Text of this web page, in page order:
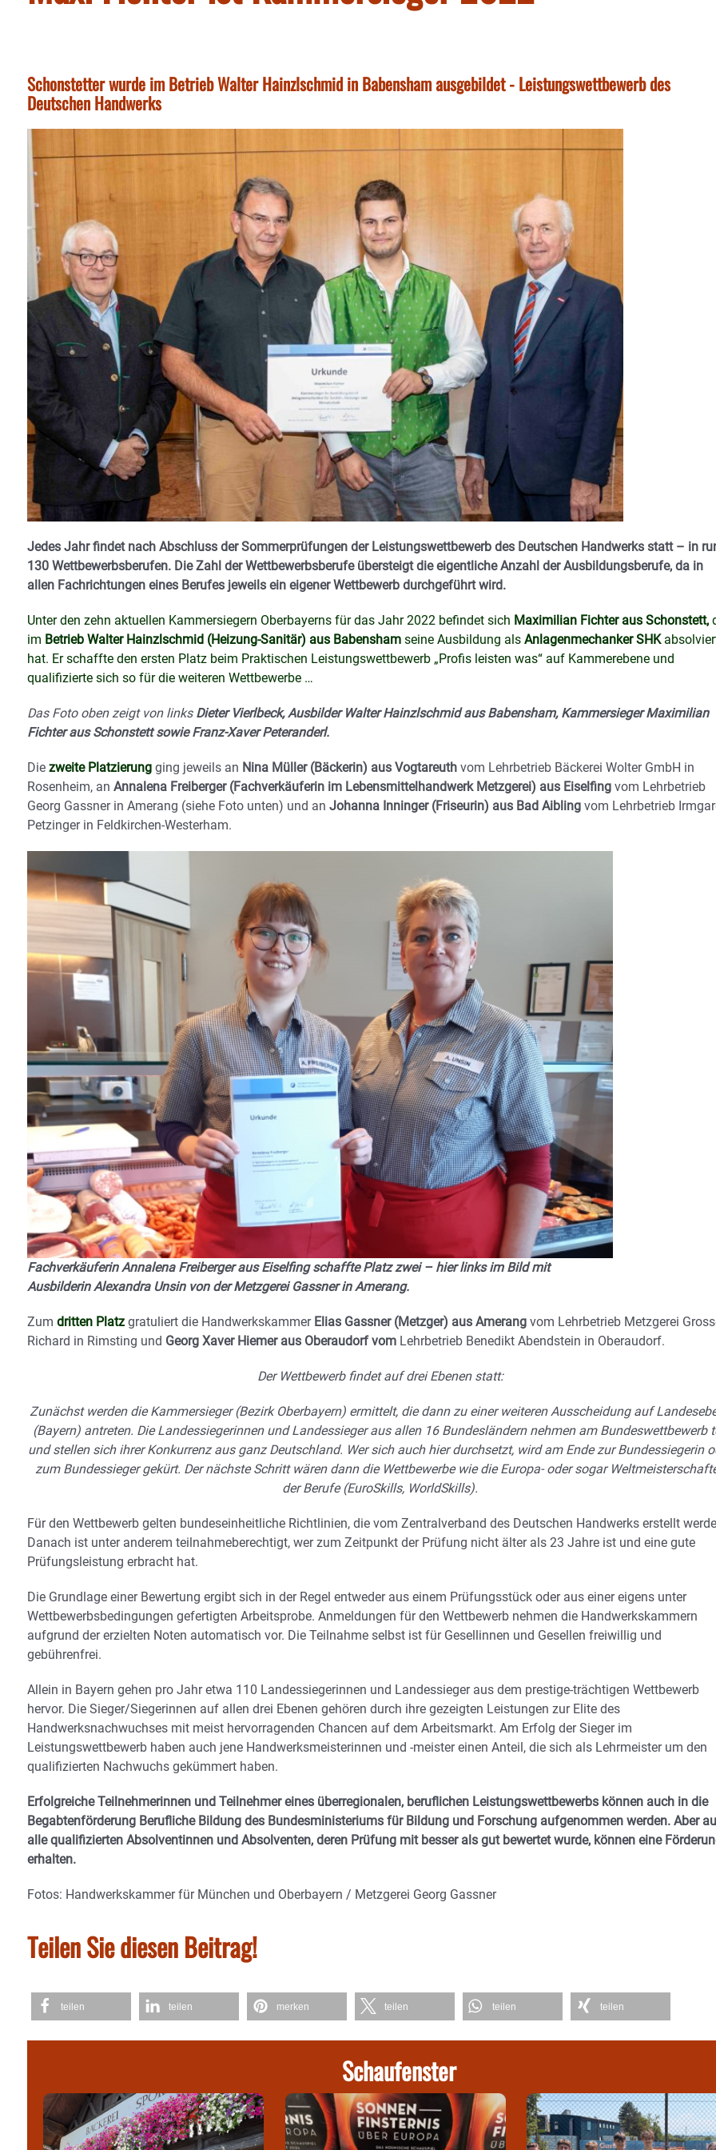
Schonstetter wurde im Betrieb Walter Hainzlschmid in Babensham ausgebildet - Leistungswettbewerb des
Deutschen Handwerks
Jedes Jahr findet nach Abschluss der Sommerprüfungen der Leistungswettbewerb des Deutschen Handwerks statt – in
130 Wettbewerbsberufen. Die Zahl der Wettbewerbsberufe übersteigt die eigentliche Anzahl der Ausbildungsberufe, da in
allen Fachrichtungen eines Berufes jeweils ein eigener Wettbewerb durchgeführt wird.
Unter den zehn aktuellen Kammersiegern Oberbayerns für das Jahr 2022 befindet sich Maximilian Fichter aus Schonstett,
im Betrieb Walter Hainzlschmid (Heizung-Sanitär) aus Babensham seine Ausbildung als Anlagenmechanker SHK
hat. Er schaffte den ersten Platz beim Praktischen Leistungswettbewerb „Profis leisten was“ auf Kammerebene und
qualifizierte sich so für die weiteren Wettbewerbe …
Das Foto oben zeigt von links Dieter Vierlbeck, Ausbilder Walter Hainzlschmid aus Babensham, Kammersieger Maximilian
Fichter aus Schonstett sowie Franz-Xaver Peteranderl.
Die zweite Platzierung ging jeweils an Nina Müller (Bäckerin) aus Vogtareuth vom Lehrbetrieb Bäckerei Wolter GmbH in
Rosenheim, an Annalena Freiberger (Fachverkäuferin im Lebensmittelhandwerk Metzgerei) aus Eiselfing vom Lehrbetrieb
Georg Gassner in Amerang (siehe Foto unten) und an Johanna Inninger (Friseurin) aus Bad Aibling vom Lehrbetrieb
Petzinger in Feldkirchen-Westerham.
Fachverkäuferin Annalena Freiberger aus Eiselfing schaffte Platz zwei – hier links im Bild mit
Ausbilderin Alexandra Unsin von der Metzgerei Gassner in Amerang.
Zum dritten Platz gratuliert die HandwerkskammerElias Gassner (Metzger) aus Amerang vom Lehrbetrieb Metzgerei
Richard in Rimsting und Georg Xaver Hiemer aus Oberaudorf vom Lehrbetrieb Benedikt Abendstein in Oberaudorf.
Der Wettbewerb findet auf drei Ebenen statt:
Zunächst werden die Kammersieger (Bezirk Oberbayern) ermittelt, die dann zu einer weiteren Ausscheidung auf
(Bayern) antreten. Die Landessiegerinnen und Landessieger aus allen 16 Bundesländern nehmen am Bundeswettbewerb
und stellen sich ihrer Konkurrenz aus ganz Deutschland. Wer sich auch hier durchsetzt, wird am Ende zur Bundessiegerin
zum Bundessieger gekürt. Der nächste Schritt wären dann die Wettbewerbe wie die Europa- oder sogar
der Berufe (EuroSkills, WorldSkills).
Für den Wettbewerb gelten bundeseinheitliche Richtlinien, die vom Zentralverband des Deutschen Handwerks erstellt
Danach ist unter anderem teilnahmeberechtigt, wer zum Zeitpunkt der Prüfung nicht älter als 23 Jahre ist und eine gute
Prüfungsleistung erbracht hat.
Die Grundlage einer Bewertung ergibt sich in der Regel entweder aus einem Prüfungsstück oder aus einer eigens unter
Wettbewerbsbedingungen gefertigten Arbeitsprobe. Anmeldungen für den Wettbewerb nehmen die Handwerkskammern
aufgrund der erzielten Noten automatisch vor. Die Teilnahme selbst ist für Gesellinnen und Gesellen freiwillig und
gebührenfrei.
Allein in Bayern gehen pro Jahr etwa 110 Landessiegerinnen und Landessieger aus dem prestige-trächtigen Wettbewerb
hervor. Die Sieger/Siegerinnen auf allen drei Ebenen gehören durch ihre gezeigten Leistungen zur Elite des
Handwerksnachwuchses mit meist hervorragenden Chancen auf dem Arbeitsmarkt. Am Erfolg der Sieger im
Leistungswettbewerb haben auch jene Handwerksmeisterinnen und -meister einen Anteil, die sich als Lehrmeister um den
qualifizierten Nachwuchs gekümmert haben.
Erfolgreiche Teilnehmerinnen und Teilnehmer eines überregionalen, beruflichen Leistungswettbewerbs können auch in die
Begabtenförderung Berufliche Bildung des Bundesministeriums für Bildung und Forschung aufgenommen werden. Aber
alle qualifizierten Absolventinnen und Absolventen, deren Prüfung mit besser als gut bewertet wurde, können eine
erhalten.
Fotos: Handwerkskammer für München und Oberbayern / Metzgerei Georg Gassner
Teilen Sie diesen Beitrag!
teilen teilen merken teilen teilen teilen
Schaufenster